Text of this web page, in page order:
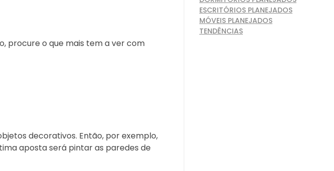
procure o que mais tem a ver com
decorativos. Então, por exemplo,
aposta será pintar as paredes de
ESCRITÓRIOS PLANEJADOS
MÓVEIS PLANEJADOS
TENDÊNCIAS